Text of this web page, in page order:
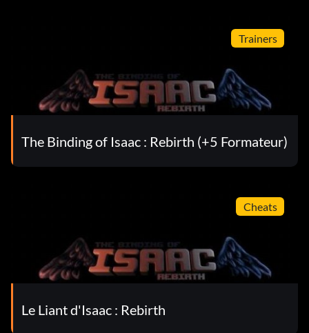
Trainers
The Binding of Isaac : Rebirth (+5 Formateur)
Cheats
Le Liant d'Isaac : Rebirth